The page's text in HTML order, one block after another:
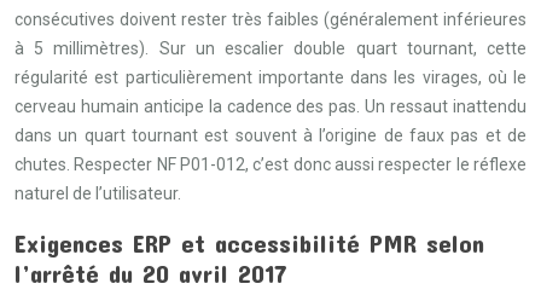
consécutives doivent rester très faibles (généralement inférieures
à 5 millimètres). Sur un escalier double quart tournant, cette
régularité est particulièrement importante dans les virages, où le
cerveau humain anticipe la cadence des pas. Un ressaut inattendu
dans un quart tournant est souvent à l’origine de faux pas et de
chutes. Respecter NF P01-012, c’est donc aussi respecter le réflexe
naturel de l’utilisateur.
Exigences ERP et accessibilité PMR selon
l’arrêté du 20 avril 2017